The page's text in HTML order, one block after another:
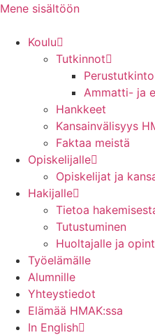
Mene sisältöön
Koulu
Tutkinnot
Perustutkinto
Ammatti- ja
Hankkeet
Kansainvälisyys
Faktaa meistä
Opiskelijalle
Opiskelijat ja
Hakijalle
Tietoa
Tutustuminen
Huoltajalle ja
Työelämälle
Alumnille
Yhteystiedot
Elämää HMAK:ssa
In English